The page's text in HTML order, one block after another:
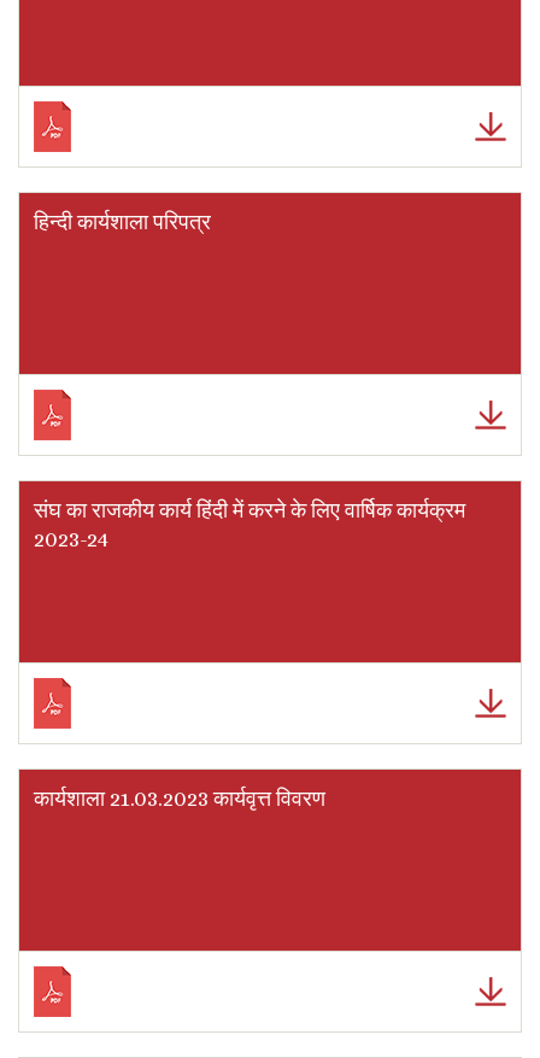
हिन्दी कार्यशाला परिपत्र
संघ का राजकीय कार्य हिंदी में करने के लिए वार्षिक कार्यक्रम
2023-24
कार्यशाला 21.03.2023 कार्यवृत्त विवरण